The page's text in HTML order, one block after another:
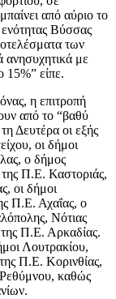
από αύριο το
Βύσσας
των
ανησυχητικά με
15%” είπε.
η επιτροπή
από το “βαθύ
Δευτέρα οι εξής
οι δήμοι
ο δήμος
Π.Ε. Καστοριάς,
οι δήμοι
Π.Ε. Αχαΐας, ο
Νότιας
της Π.Ε. Αρκαδίας.
Λουτρακίου,
Π.Ε. Κορινθίας,
καθώς